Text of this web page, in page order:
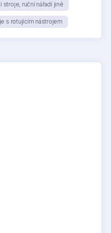
stroje, ruční nářadí jiné
s rotujícím nástrojem